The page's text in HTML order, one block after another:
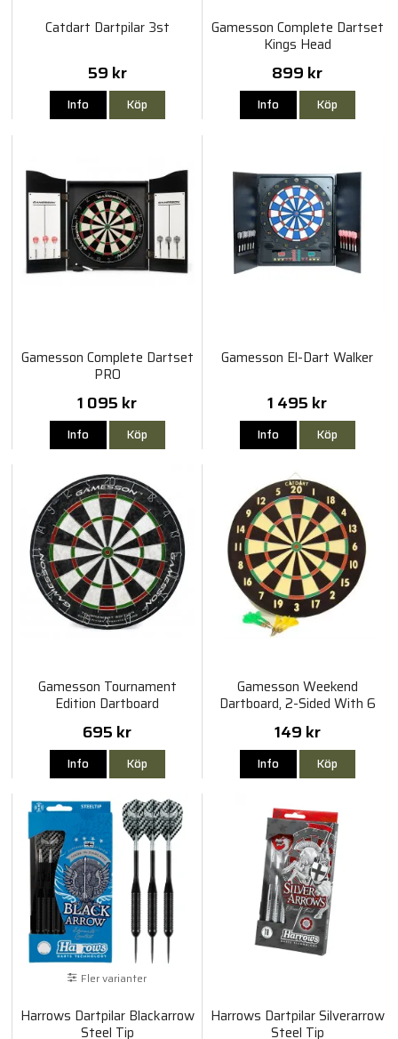
Catdart Dartpilar 3st
59 kr
Info Köp
Gamesson Complete Dartset
Kings Head
899 kr
Info Köp
Gamesson Complete Dartset
PRO
1 095 kr
Info Köp
Gamesson El-Dart Walker
1 495 kr
Info Köp
Gamesson Tournament
Edition Dartboard
695 kr
Info Köp
Gamesson Weekend
Dartboard, 2-Sided With 6
149 kr
Info Köp
Fler varianter
Harrows Dartpilar Blackarrow
Steel Tip
Harrows Dartpilar Silverarrow
Steel Tip